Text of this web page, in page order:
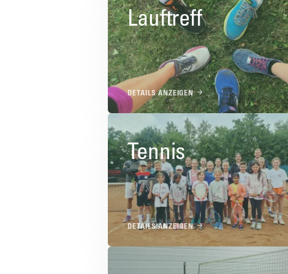
Lauftreff
DETAILS ANZEIGEN
Tennis
DETAILS ANZEIGEN